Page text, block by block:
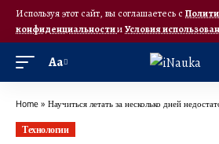
Используя этот сайт, вы соглашаетесь с
конфиденциальностииУсловия
Аа
Home » Научиться летать за несколько дней
Технологии